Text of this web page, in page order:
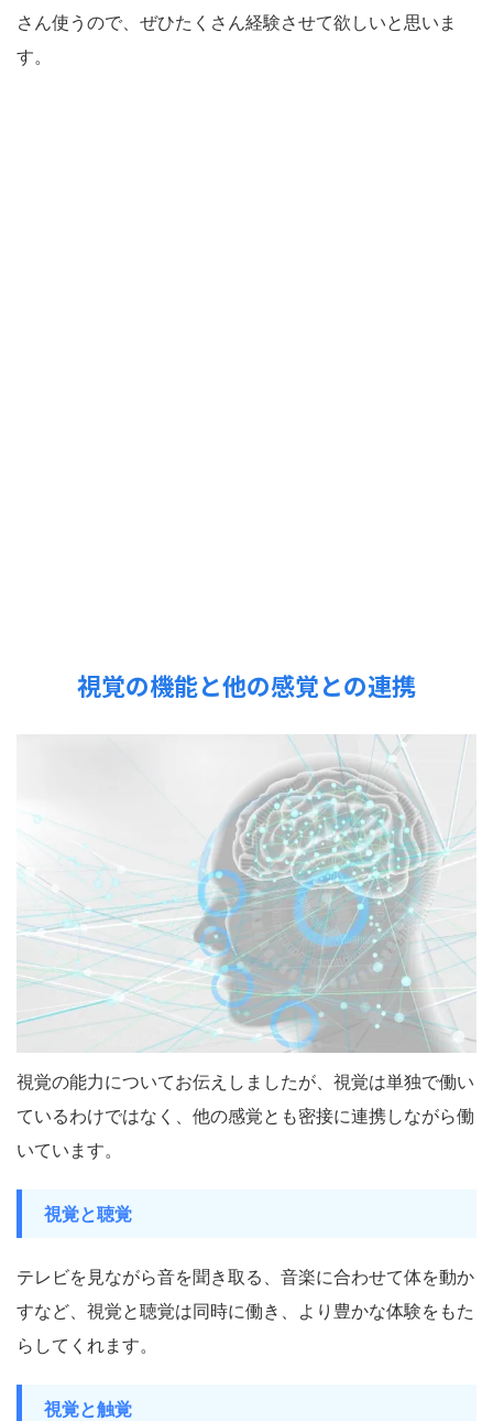
さん使うので、ぜひたくさん経験させて欲しいと思いま
す。
視覚の機能と他の感覚との連携
視覚の能力についてお伝えしましたが、視覚は単独で働い
ているわけではなく、他の感覚とも密接に連携しながら働
いています。
視覚と聴覚
テレビを見ながら音を聞き取る、音楽に合わせて体を動か
すなど、視覚と聴覚は同時に働き、より豊かな体験をもた
らしてくれます。
視覚と触覚